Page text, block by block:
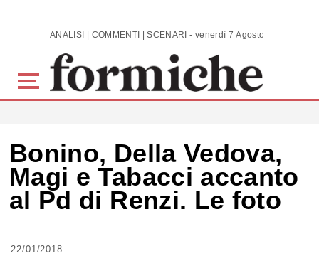
Skip to main content ANALISI | COMMENTI | SCENARI - venerdì 7 Agosto 2026
Bonino, Della Vedova,
Magi e Tabacci accanto
al Pd di Renzi. Le foto
22/01/2018